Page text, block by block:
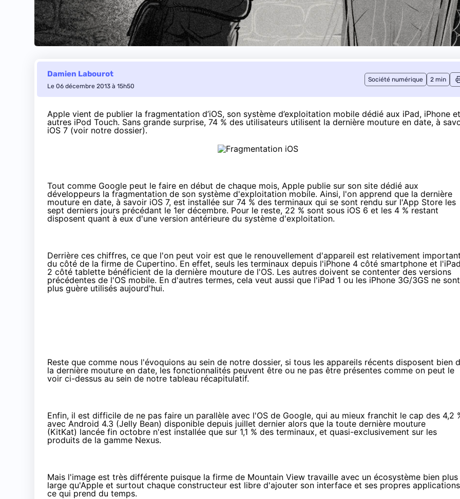
Damien Labourot
Le 06 décembre 2013 à 15h50
Société numérique 2 min
Apple vient de publier la fragmentation d’iOS, son système d’exploitation mobile dédié aux iPad, iPhone et
autres iPod Touch. Sans grande surprise, 74 % des utilisateurs utilisent la dernière mouture en date, à
iOS 7 (voir notre dossier).
Tout comme Google peut le faire en début de chaque mois, Apple publie sur son site dédié aux
développeurs la fragmentation de son système d'exploitation mobile. Ainsi, l'on apprend que la dernière
mouture en date, à savoir iOS 7, est installée sur 74 % des terminaux qui se sont rendu sur l'App Store les
sept derniers jours précédant le 1er décembre. Pour le reste, 22 % sont sous iOS 6 et les 4 % restant
disposent quant à eux d'une version antérieure du système d'exploitation.
Derrière ces chiffres, ce que l'on peut voir est que le renouvellement d'appareil est relativement
du côté de la firme de Cupertino. En effet, seuls les terminaux depuis l'iPhone 4 côté smartphone et
2 côté tablette bénéficient de la dernière mouture de l'OS. Les autres doivent se contenter des versions
précédentes de l'OS mobile. En d'autres termes, cela veut aussi que l'iPad 1 ou les iPhone 3G/3GS ne sont
plus guère utilisés aujourd'hui.
Reste que comme nous l'évoquions au sein de notre dossier, si tous les appareils récents disposent bien
la dernière mouture en date, les fonctionnalités peuvent être ou ne pas être présentes comme on peut le
voir ci-dessus au sein de notre tableau récapitulatif.
Enfin, il est difficile de ne pas faire un parallèle avec l'OS de Google, qui au mieux franchit le cap des 4,2
avec Android 4.3 (Jelly Bean) disponible depuis juillet dernier alors que la toute dernière mouture
(KitKat) lancée fin octobre n'est installée que sur 1,1 % des terminaux, et quasi-exclusivement sur les
produits de la gamme Nexus.
Mais l'image est très différente puisque la firme de Mountain View travaille avec un écosystème bien plus
large qu'Apple et surtout chaque constructeur est libre d'ajouter son interface et ses propres
ce qui prend du temps.